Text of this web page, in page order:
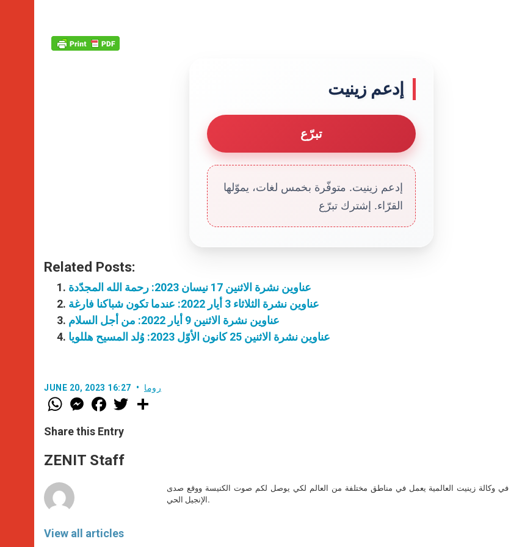
إدعم زينيت
تبرّع
إدعم زينيت. متوفّرة بخمس لغات، يموّلها
القرّاء. إشترك تبرّع
Related Posts:
عناوين نشرة الاثنين 17 نيسان 2023: رحمة الله المجدّدة
عناوين نشرة الثلاثاء 3 أيار 2022: عندما تكون شباكنا فارغة
عناوين نشرة الاثنين 9 أيار 2022: من أجل السلام
عناوين نشرة الاثنين 25 كانون الأوّل 2023: وُلد المسيح هللويا
JUNE 20, 2023 16:27 روما
W
h
t
s
p
p
M
e
s
e
g
e
F
a
e
b
o
k
w
Share this Entry
ZENIT Staff
View all articles
وكالة زينيت العالمية يعمل في مناطق مختلفة من العالم لكي يوصل لكم صوت الكنيسة ووقع صدى
الإنجيل الحي.